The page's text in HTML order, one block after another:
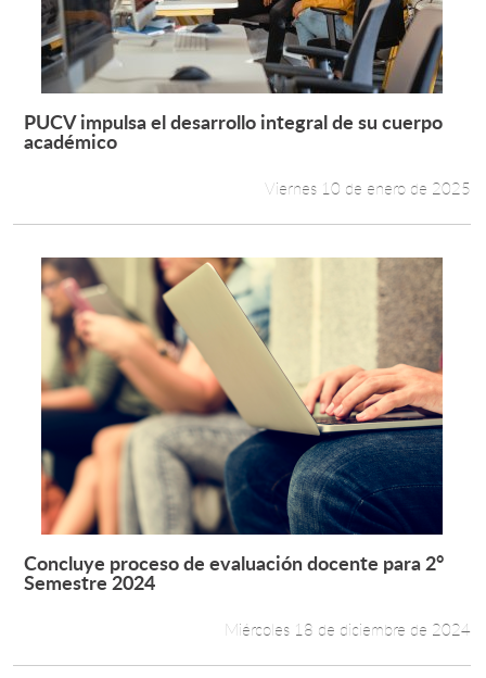
Leer más +
PUCV impulsa el desarrollo integral de su cuerpo
académico
Viernes 10 de enero de 2025
Leer más +
Concluye proceso de evaluación docente para 2°
Semestre 2024
Miércoles 18 de diciembre de 2024